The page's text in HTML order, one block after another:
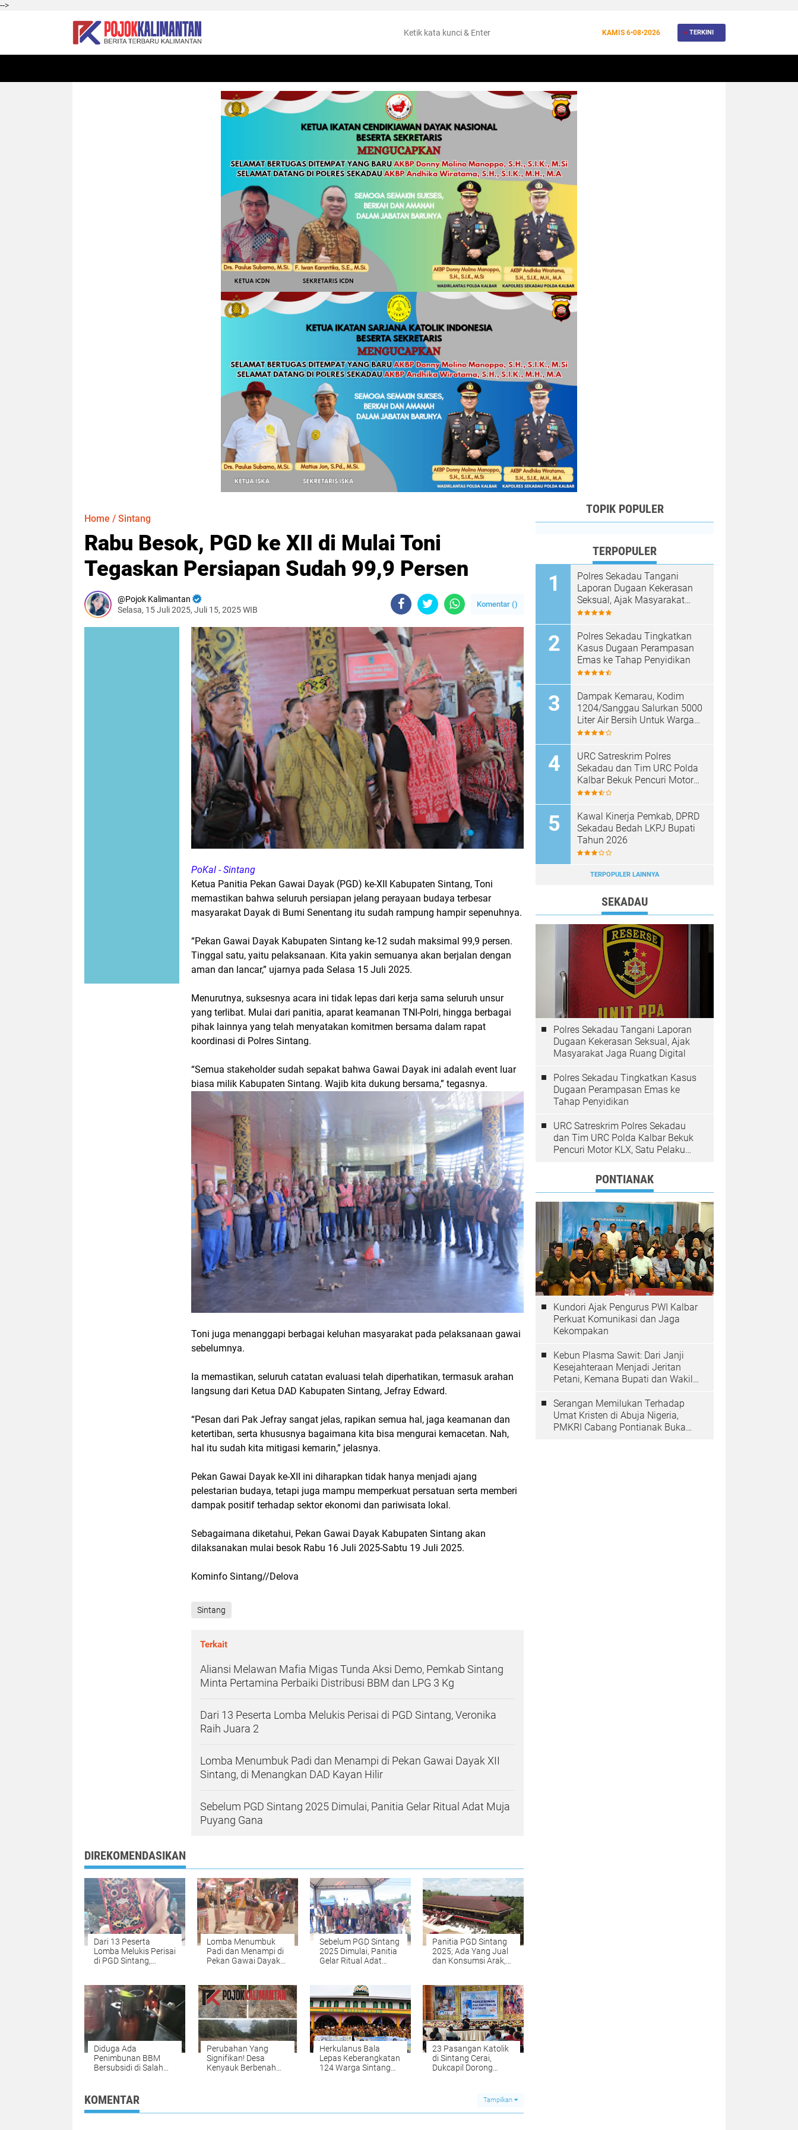
-->
KAMIS 6•08•2026 TERKINI
Home / Sintang
Rabu Besok, PGD ke XII di Mulai Toni
Tegaskan Persiapan Sudah 99,9 Persen
Pojok Kalimantan
Selasa, 15 Juli 2025, Juli 15, 2025 WIB
Komentar ()
PoKal - Sintang
Ketua Panitia Pekan Gawai Dayak (PGD) ke-XII Kabupaten Sintang, Toni
memastikan bahwa seluruh persiapan jelang perayaan budaya terbesar
masyarakat Dayak di Bumi Senentang itu sudah rampung hampir sepenuhnya.
“Pekan Gawai Dayak Kabupaten Sintang ke-12 sudah maksimal 99,9 persen.
Tinggal satu, yaitu pelaksanaan. Kita yakin semuanya akan berjalan dengan
aman dan lancar,” ujarnya pada Selasa 15 Juli 2025.
Menurutnya, suksesnya acara ini tidak lepas dari kerja sama seluruh unsur
yang terlibat. Mulai dari panitia, aparat keamanan TNI-Polri, hingga berbagai
pihak lainnya yang telah menyatakan komitmen bersama dalam rapat
koordinasi di Polres Sintang.
“Semua stakeholder sudah sepakat bahwa Gawai Dayak ini adalah event luar
biasa milik Kabupaten Sintang. Wajib kita dukung bersama,” tegasnya.
Toni juga menanggapi berbagai keluhan masyarakat pada pelaksanaan gawai
sebelumnya.
Ia memastikan, seluruh catatan evaluasi telah diperhatikan, termasuk arahan
langsung dari Ketua DAD Kabupaten Sintang, Jefray Edward.
“Pesan dari Pak Jefray sangat jelas, rapikan semua hal, jaga keamanan dan
ketertiban, serta khususnya bagaimana kita bisa mengurai kemacetan. Nah,
hal itu sudah kita mitigasi kemarin,” jelasnya.
Pekan Gawai Dayak ke-XII ini diharapkan tidak hanya menjadi ajang
pelestarian budaya, tetapi juga mampu memperkuat persatuan serta memberi
dampak positif terhadap sektor ekonomi dan pariwisata lokal.
Sebagaimana diketahui, Pekan Gawai Dayak Kabupaten Sintang akan
dilaksanakan mulai besok Rabu 16 Juli 2025-Sabtu 19 Juli 2025.
Kominfo Sintang//Delova
Sintang
Terkait
Aliansi Melawan Mafia Migas Tunda Aksi Demo, Pemkab Sintang
Minta Pertamina Perbaiki Distribusi BBM dan LPG 3 Kg
Dari 13 Peserta Lomba Melukis Perisai di PGD Sintang, Veronika
Raih Juara 2
Lomba Menumbuk Padi dan Menampi di Pekan Gawai Dayak XII
Sintang, di Menangkan DAD Kayan Hilir
Sebelum PGD Sintang 2025 Dimulai, Panitia Gelar Ritual Adat Muja
Puyang Gana
DIREKOMENDASIKAN
Dari 13 Peserta
Lomba Melukis Perisai
di PGD Sintang,
Lomba Menumbuk
Padi dan Menampi di
Pekan Gawai Dayak
Kayan Hilir
Sebelum PGD Sintang
2025 Dimulai, Panitia
Gelar Ritual Adat
Panitia PGD Sintang
2025; Ada Yang Jual
dan Konsumsi Arak,
Perkara Menanti
Diduga Ada
Penimbunan BBM
Bersubsidi di Salah
APH Kalbar Bertindak
Perubahan Yang
Signifikan! Desa
Kenyauk Berbenah
Herkulanus Bala
Lepas Keberangkatan
124 Warga Sintang
23 Pasangan Katolik
di Sintang Cerai,
Dukcapil Dorong
KOMENTAR Tampilkan
TOPIK POPULER
TERPOPULER
Polres Sekadau Tangani
Laporan Dugaan Kekerasan
Seksual, Ajak Masyarakat
Jaga Ruang Digital
Polres Sekadau Tingkatkan
Kasus Dugaan Perampasan
Emas ke Tahap Penyidikan
Dampak Kemarau, Kodim
1204/Sanggau Salurkan 5000
Liter Air Bersih Untuk Warga
Desa Entakai
URC Satreskrim Polres
Sekadau dan Tim URC Polda
Kalbar Bekuk Pencuri Motor
KLX, Satu Pelaku Masih
Kawal Kinerja Pemkab, DPRD
Sekadau Bedah LKPJ Bupati
Tahun 2026
TERPOPULER LAINNYA
SEKADAU
Polres Sekadau Tangani Laporan
Dugaan Kekerasan Seksual, Ajak
Masyarakat Jaga Ruang Digital
Polres Sekadau Tingkatkan Kasus
Dugaan Perampasan Emas ke
Tahap Penyidikan
URC Satreskrim Polres Sekadau
dan Tim URC Polda Kalbar Bekuk
Pencuri Motor KLX, Satu Pelaku
PONTIANAK
Kundori Ajak Pengurus PWI Kalbar
Perkuat Komunikasi dan Jaga
Kekompakan
Kebun Plasma Sawit: Dari Janji
Kesejahteraan Menjadi Jeritan
Petani, Kemana Bupati dan Wakil
Serangan Memilukan Terhadap
Umat Kristen di Abuja Nigeria,
PMKRI Cabang Pontianak Buka